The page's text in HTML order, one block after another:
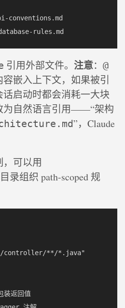
conventions.md
引用外部文件。 注意： @
嵌入上下文，如果被引
启动时都会消耗一大块
为自然语言引用——“架构
”，Claude
可以用
目录组织 path-scoped 规
controller/**/*.java"
装返回值